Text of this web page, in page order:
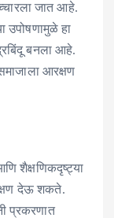
जात आहे.
उपोषणामुळे हा
बनला आहे.
आरक्षण
शैक्षणिकदृष्ट्या
देऊ शकते.
प्रकरणात